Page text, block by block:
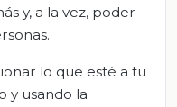
y, a la vez, poder
lo que esté a tu
y usando la